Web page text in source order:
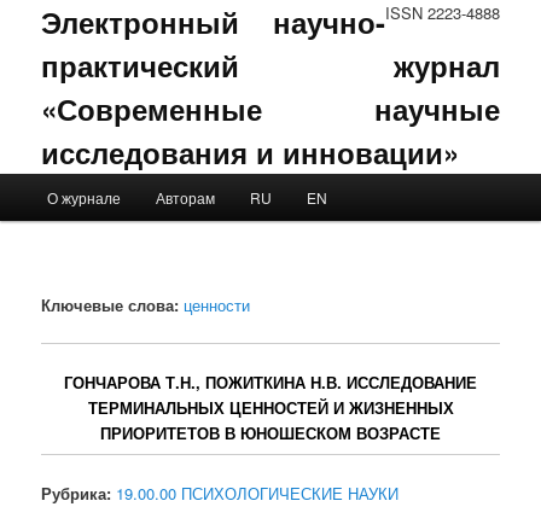
ISSN 2223-4888
Электронный научно-
практический журнал
«Современные научные
исследования и инновации»
Skip to primary content
Skip to secondary content
О журнале Авторам RU EN
Ключевые слова: ценности
ГОНЧАРОВА Т.Н., ПОЖИТКИНА Н.В. ИССЛЕДОВАНИЕ
ТЕРМИНАЛЬНЫХ ЦЕННОСТЕЙ И ЖИЗНЕННЫХ
ПРИОРИТЕТОВ В ЮНОШЕСКОМ ВОЗРАСТЕ
Рубрика: 19.00.00 ПСИХОЛОГИЧЕСКИЕ НАУКИ